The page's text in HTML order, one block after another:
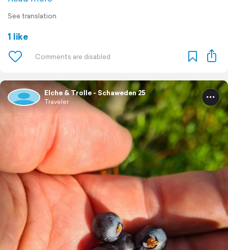
See translation
1 like
Elche & Trolle - Schaweden 25
Traveler